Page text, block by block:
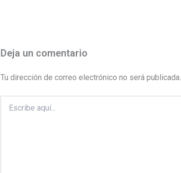
Deja un comentario
Tu dirección de correo electrónico no será publicada.
aquí...